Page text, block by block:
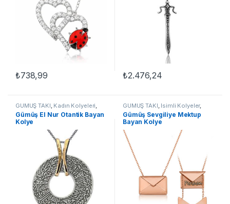
₺738,99 ₺2.476,24
GÜMÜŞ TAKI Kadın Kolyeleri
Kolye ,Otantik Kolyeler
Gümüş El Nur Otantik Bayan
Kolye
GÜMÜŞ TAKI İsimli Kolyeler,
Kadın Kolyeleri,Kolye
Gümüş Sevgiliye Mektup
Bayan Kolye